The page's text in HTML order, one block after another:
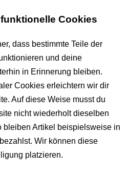
Cookies
dass bestimmte Teile der
und deine
in Erinnerung bleiben.
Cookies erleichtern wir dir
Auf diese Weise musst du
nicht wiederholt dieselben
bleiben Artikel beispielsweise in
Wir können diese
platzieren.